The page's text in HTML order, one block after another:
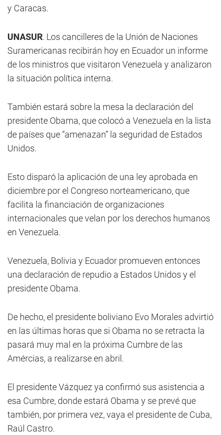
y Caracas.
UNASUR. Los cancilleres de la Unión de Naciones
Suramericanas recibirán hoy en Ecuador un informe
de los ministros que visitaron Venezuela y analizaron
la situación política interna.
También estará sobre la mesa la declaración del
presidente Obama, que colocó a Venezuela en la lista
de países que “amenazan” la seguridad de Estados
Unidos.
Esto disparó la aplicación de una ley aprobada en
diciembre por el Congreso norteamericano, que
facilita la financiación de organizaciones
internacionales que velan por los derechos humanos
en Venezuela.
Venezuela, Bolivia y Ecuador promueven entonces
una declaración de repudio a Estados Unidos y el
presidente Obama.
De hecho, el presidente boliviano Evo Morales advirtió
en las últimas horas que si Obama no se retracta la
pasará muy mal en la próxima Cumbre de las
Amércias, a realizarse en abril.
El presidente Vázquez ya confirmó sus asistencia a
esa Cumbre, donde estará Obama y se prevé que
también, por primera vez, vaya el presidente de Cuba,
Raúl Castro.